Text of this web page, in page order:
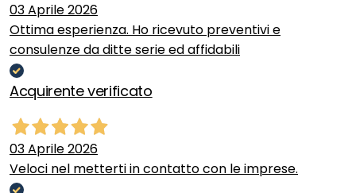
03 Aprile 2026
Ottima esperienza. Ho ricevuto preventivi e
consulenze da ditte serie ed affidabili
Acquirente verificato
03 Aprile 2026
Veloci nel metterti in contatto con le imprese.